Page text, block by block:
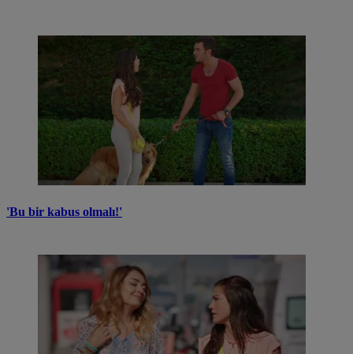
'Bu bir kabus olmalı!'